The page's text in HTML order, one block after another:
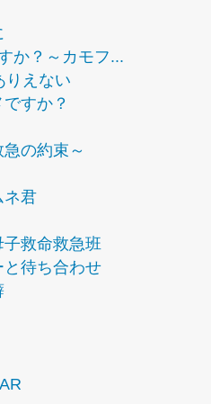
か？～カモフ...
りえない
すか？
の約束～
ネ君
救命救急班
待ち合わせ